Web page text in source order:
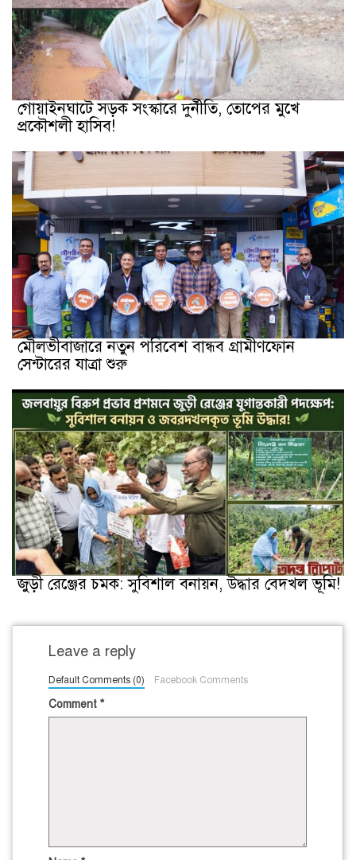
গোয়াইনঘাটে সড়ক সংস্কারে দুর্নীতি, তোপের মুখে
প্রকৌশলী হাসিব!
মৌলভীবাজারে নতুন পরিবেশ বান্ধব গ্রামীণফোন
সেন্টারের যাত্রা শুরু
জুড়ী রেঞ্জের চমক: সুবিশাল বনায়ন, উদ্ধার বেদখল ভূমি!
Leave a reply
Default Comments (0) Facebook Comments
Comment *